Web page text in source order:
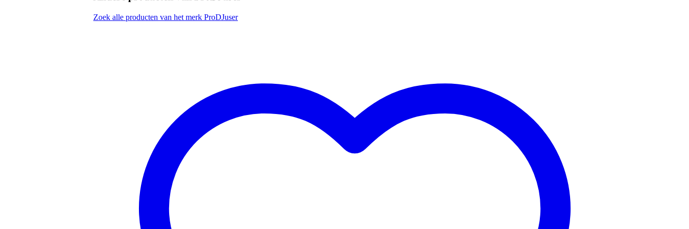
behuizing: berkenhout
Penn Elcom hardware
aantal rack-units verticaal: 6 U
Zoek alle producten van het merk ProDJuser